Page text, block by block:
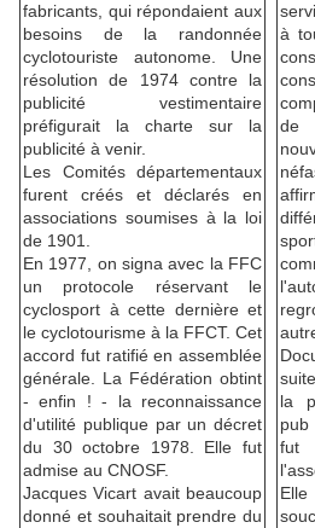
fabricants, qui répondaient aux
besoins de la randonnée
cyclotouriste autonome. Une
résolution de 1974 contre la
publicité vestimentaire
préfigurait la charte sur la
publicité à venir.
Les Comités départementaux
furent créés et déclarés en
associations soumises à la loi
de 1901.
En 1977, on signa avec la FFC
un protocole réservant le
cyclosport à cette dernière et
le cyclotourisme à la FFCT. Cet
accord fut ratifié en assemblée
générale. La Fédération obtint
- enfin ! - la reconnaissance
d'utilité publique par un décret
du 30 octobre 1978. Elle fut
admise au CNOSF.
Jacques Vicart avait beaucoup
donné et souhaitait prendre du
à
de
la
pub
fut